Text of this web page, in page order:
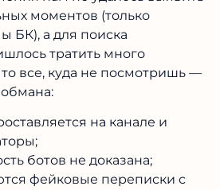
моментов (только
БК), а для поиска
тратить много
все, куда не посмотришь —
на канале и
ботов не доказана;
фейковые переписки с